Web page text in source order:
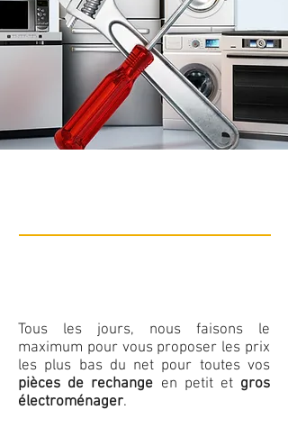
Tous les jours, nous faisons le
maximum pour vous proposer les prix
les plus bas du net pour toutes vos
pièces de rechange en petit et gros
électroménager.